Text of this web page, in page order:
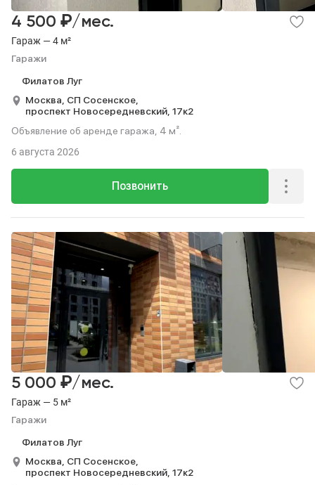
Гараж — 4 м²
Гаражи
4 500 ₽/мес.
Филатов Луг
Москва, СП Сосенское,
проспект Новосередневский, 17к2
Объявление об аренде гаража, 4 м².
Позвонить
6 августа 2026
Гараж — 5 м²
Гаражи
5 000 ₽/мес.
Филатов Луг
Москва, СП Сосенское,
проспект Новосередневский, 17к2